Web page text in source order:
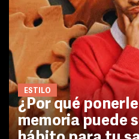
ESTILO
¿Por qué
memoria puede